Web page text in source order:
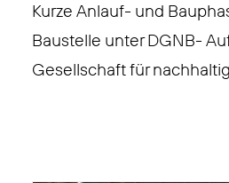
Kurze Anlauf- und
Baustelle unter DGNB-
Gesellschaft für